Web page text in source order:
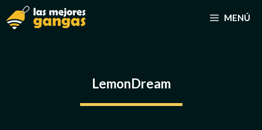
Saltar
al
MENÚ
LemonDream